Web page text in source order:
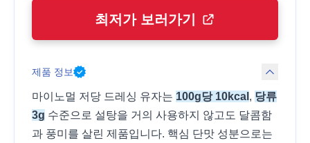
최저가 보러가기
제품 정보
마이노멀 저당 드레싱 유자는 100g당 10kcal , 당류
3g 수준으로 설탕을 거의 사용하지 않고도 달콤함
과 풍미를 살린 제품입니다. 핵심 단맛 성분으로는